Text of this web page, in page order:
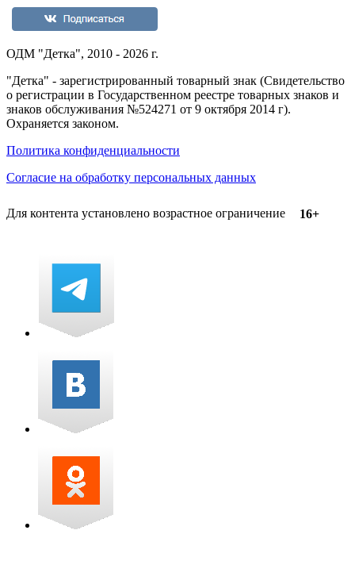
ОДМ "Детка", 2010 - 2026 г.
"Детка" - зарегистрированный товарный знак (Свидетельство
о регистрации в Государственном реестре товарных знаков и
знаков обслуживания №524271 от 9 октября 2014 г).
Охраняется законом.
Политика конфиденциальности
Согласие на обработку персональных данных
Для контента установлено возрастное ограничение 16+